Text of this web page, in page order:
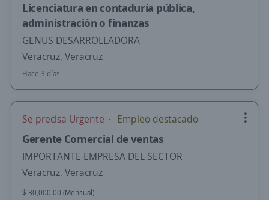
Licenciatura en contaduría pública,
administración o finanzas
GENUS DESARROLLADORA
Veracruz, Veracruz
Hace 3 días
Se precisa Urgente Empleo destacado
Gerente Comercial de ventas
IMPORTANTE EMPRESA DEL SECTOR
Veracruz, Veracruz
$ 30,000.00 (Mensual)